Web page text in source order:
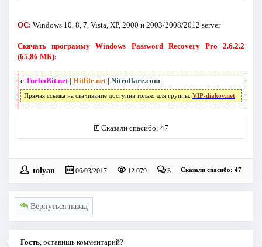
ОС: Windows 10, 8, 7, Vista, XP, 2000 и 2003/2008/2012 server
Скачать программу Windows Password Recovery Pro 2.6.2.2
(65,86 МБ):
с TurboBit.net| Hitfile.net| Nitroflare.com |
Прямая ссылка на скачивание доступна только для группы: VIP-diakov.net
Сказали спасибо: 47
tolyan 06/03/2017 12 079 3 Сказали спасибо: 47
Вернуться назад
Гость , оставишь комментарий?